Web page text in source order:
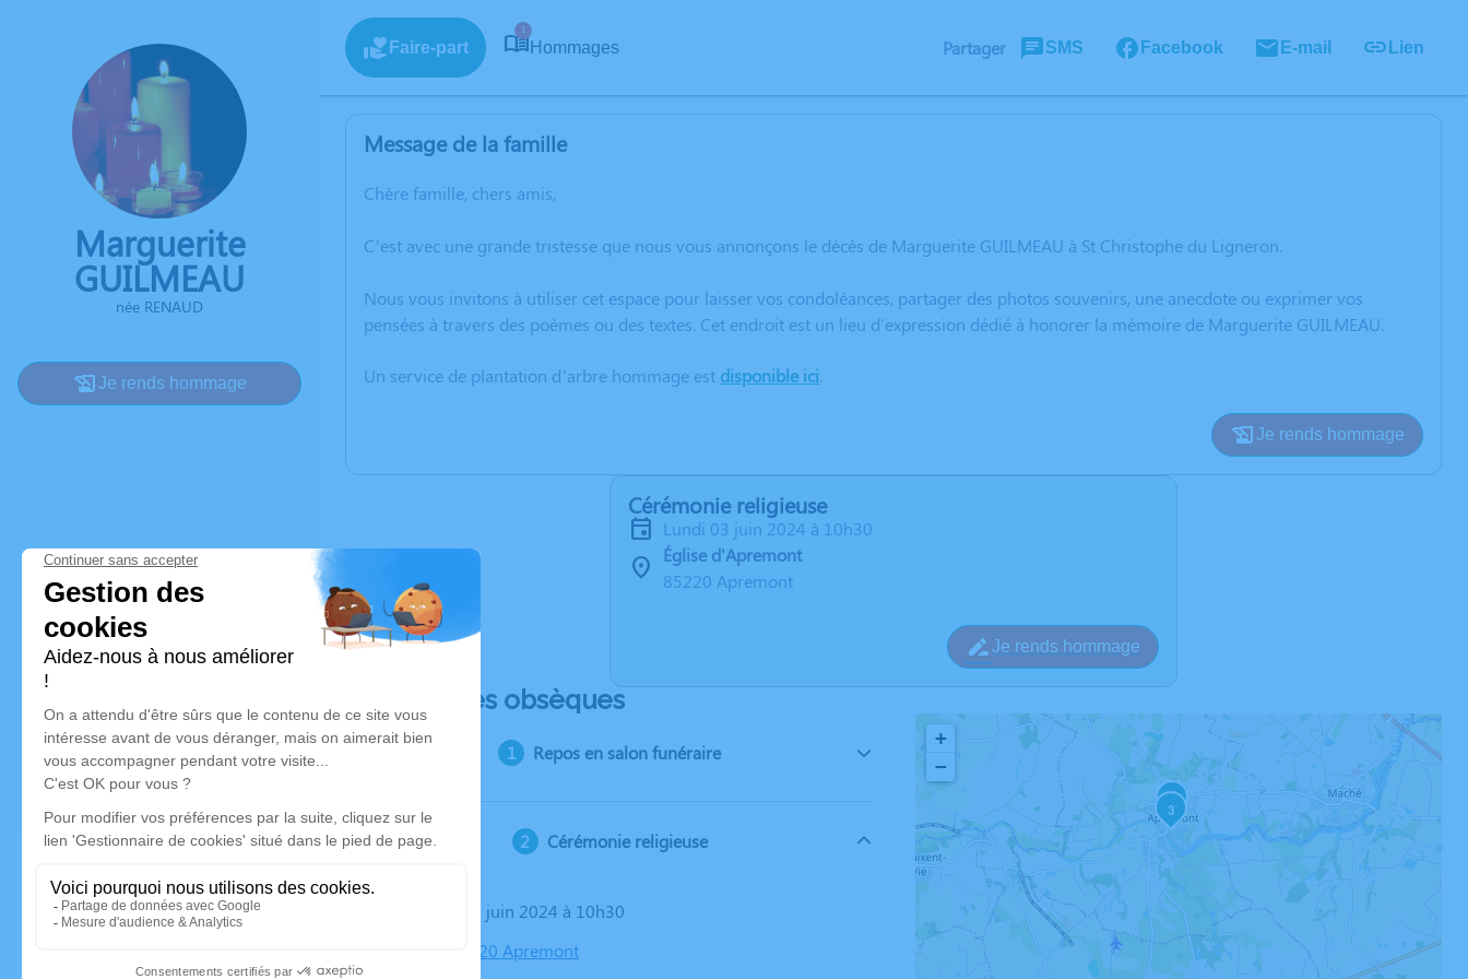
Marguerite
GUILMEAU
née RENAUD
Je rends hommage
Faire-part
1
Hommages Partager SMS Facebook E-mail Lien
Message de la famille
Chère famille, chers amis,
C’est avec une grande tristesse que nous vous annonçons le décès de Marguerite GUILMEAU à St Christophe du Ligneron.
Nous vous invitons à utiliser cet espace pour laisser vos condoléances, partager des photos souvenirs, une anecdote ou exprimer vos
pensées à travers des poèmes ou des textes. Cet endroit est un lieu d'expression dédié à honorer la mémoire de Marguerite GUILMEAU.
Un service de plantation d’arbre hommage est disponible ici.
Je rends hommage
Cérémonie religieuse
lundi 03 juin 2024 à 10h30
Église d'Apremont
85220 Apremont
Je rends hommage
Déroulé des obsèques
Repos en salon funéraire
Cérémonie religieuse
Le lundi 03 juin 2024 à 10h30
Église, 85220 Apremont
2
3
+
−